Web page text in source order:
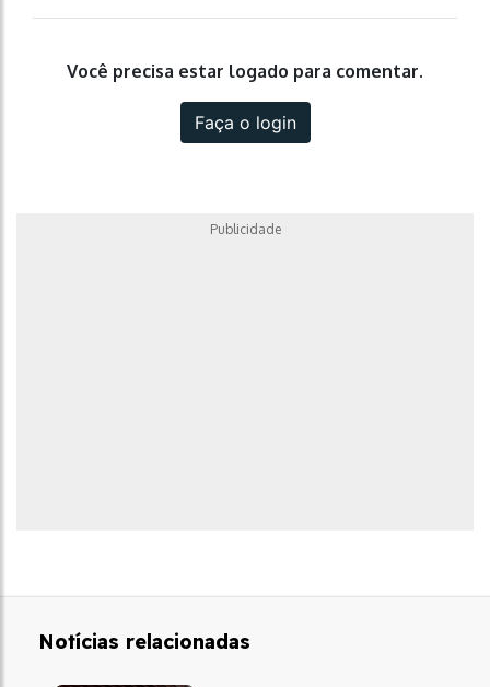
Você precisa estar logado para comentar.
Faça o login
Publicidade
Notícias relacionadas